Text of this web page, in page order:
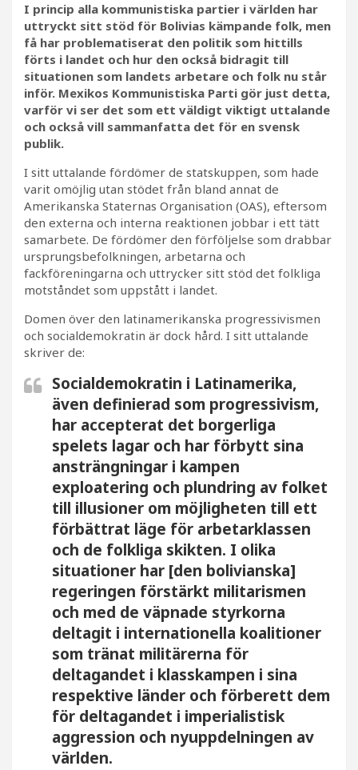
I princip alla kommunistiska partier i världen har
uttryckt sitt stöd för Bolivias kämpande folk, men
få har problematiserat den politik som hittills
förts i landet och hur den också bidragit till
situationen som landets arbetare och folk nu står
inför. Mexikos Kommunistiska Parti gör just detta,
varför vi ser det som ett väldigt viktigt uttalande
och också vill sammanfatta det för en svensk
publik.
I sitt uttalande fördömer de statskuppen, som hade
varit omöjlig utan stödet från bland annat de
Amerikanska Staternas Organisation (OAS), eftersom
den externa och interna reaktionen jobbar i ett tätt
samarbete. De fördömer den förföljelse som drabbar
ursprungsbefolkningen, arbetarna och
fackföreningarna och uttrycker sitt stöd det folkliga
motståndet som uppstått i landet.
Domen över den latinamerikanska progressivismen
och socialdemokratin är dock hård. I sitt uttalande
skriver de:
Socialdemokratin i Latinamerika,
även definierad som progressivism,
har accepterat det borgerliga
spelets lagar och har förbytt sina
ansträngningar i kampen
exploatering och plundring av folket
till illusioner om möjligheten till ett
förbättrat läge för arbetarklassen
och de folkliga skikten. I olika
situationer har [den bolivianska]
regeringen förstärkt militarismen
och med de väpnade styrkorna
deltagit i internationella koalitioner
som tränat militärerna för
deltagandet i klasskampen i sina
respektive länder och förberett dem
för deltagandet i imperialistisk
aggression och nyuppdelningen av
världen.